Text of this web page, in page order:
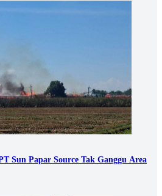
Sun Papar Source Tak Ganggu Area